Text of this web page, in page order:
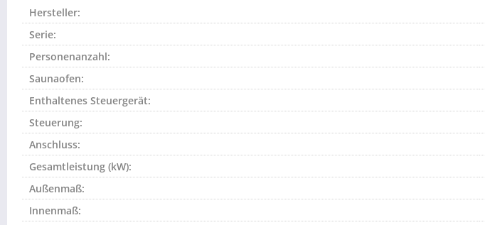
Hersteller:
Serie:
Personenanzahl:
Saunaofen:
Enthaltenes Steuergerät:
Steuerung:
Anschluss:
Gesamtleistung (kW):
Außenmaß:
Innenmaß: